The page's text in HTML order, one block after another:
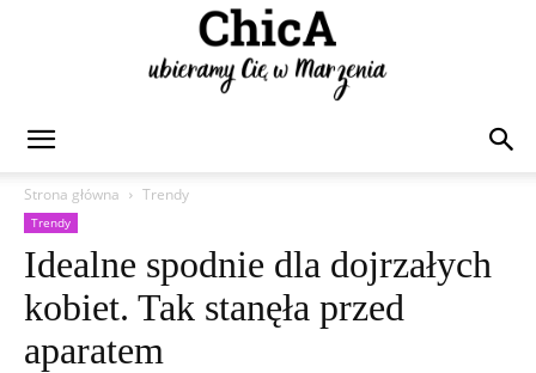
Strona główna
Trendy
Trendy
Idealne spodnie dla dojrzałych
kobiet. Tak stanęła przed
aparatem